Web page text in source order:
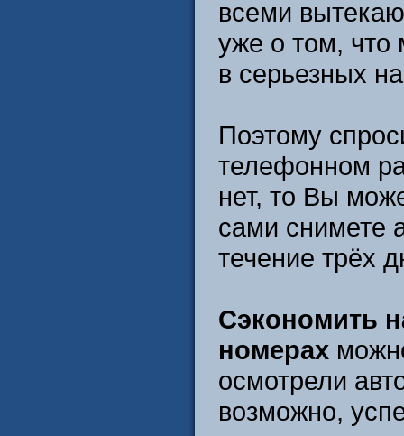
всеми
уже о том, что
в серьезных
Поэтому
телефонном
нет, то Вы
сами снимете
течение трёх
Сэкономить
номерах
осмотрели
возможно,